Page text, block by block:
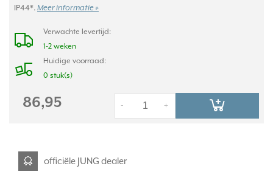
IP44*. Meer informatie »
Verwachte levertijd:
1-2 weken
Huidige voorraad:
0 stuk(s)
86,95 +
-
officiële JUNG dealer